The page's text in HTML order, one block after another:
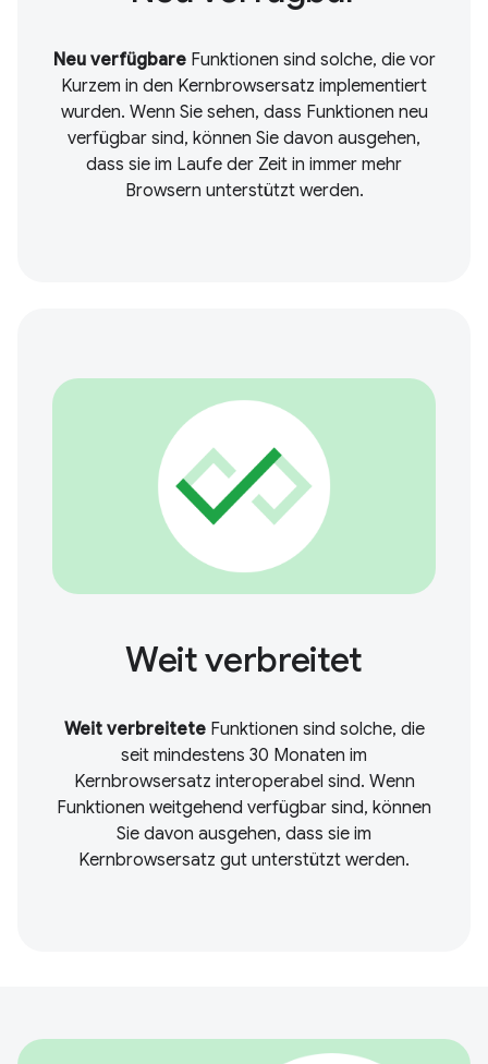
Neu verfügbareFunktionen sind solche, die vor
Kurzem in den Kernbrowsersatz implementiert
wurden. Wenn Sie sehen, dass Funktionen neu
verfügbar sind, können Sie davon ausgehen,
dass sie im Laufe der Zeit in immer mehr
Browsern unterstützt werden.
Weit verbreitet
Weit verbreiteteFunktionen sind solche, die
seit mindestens 30 Monaten im
Kernbrowsersatz interoperabel sind. Wenn
Funktionen weitgehend verfügbar sind, können
Sie davon ausgehen, dass sie im
Kernbrowsersatz gut unterstützt werden.